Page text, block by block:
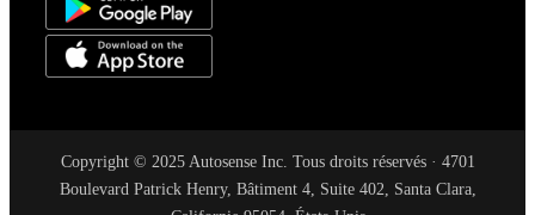
Copyright © 2025 Autosense Inc. Tous droits réservés · 4701
Boulevard Patrick Henry, Bâtiment 4, Suite 402, Santa Clara,